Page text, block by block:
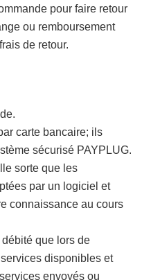
pour faire retour
ou remboursement
de retour.
carte bancaire; ils
sécurisé PAYPLUG.
sorte que les
par un logiciel et
connaissance au cours
débité que lors de
disponibles et
envoyés ou